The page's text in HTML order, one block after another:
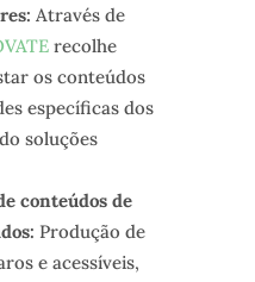
Através de
recolhe
os conteúdos
específicas dos
soluções
conteúdos de
Produção de
e acessíveis,